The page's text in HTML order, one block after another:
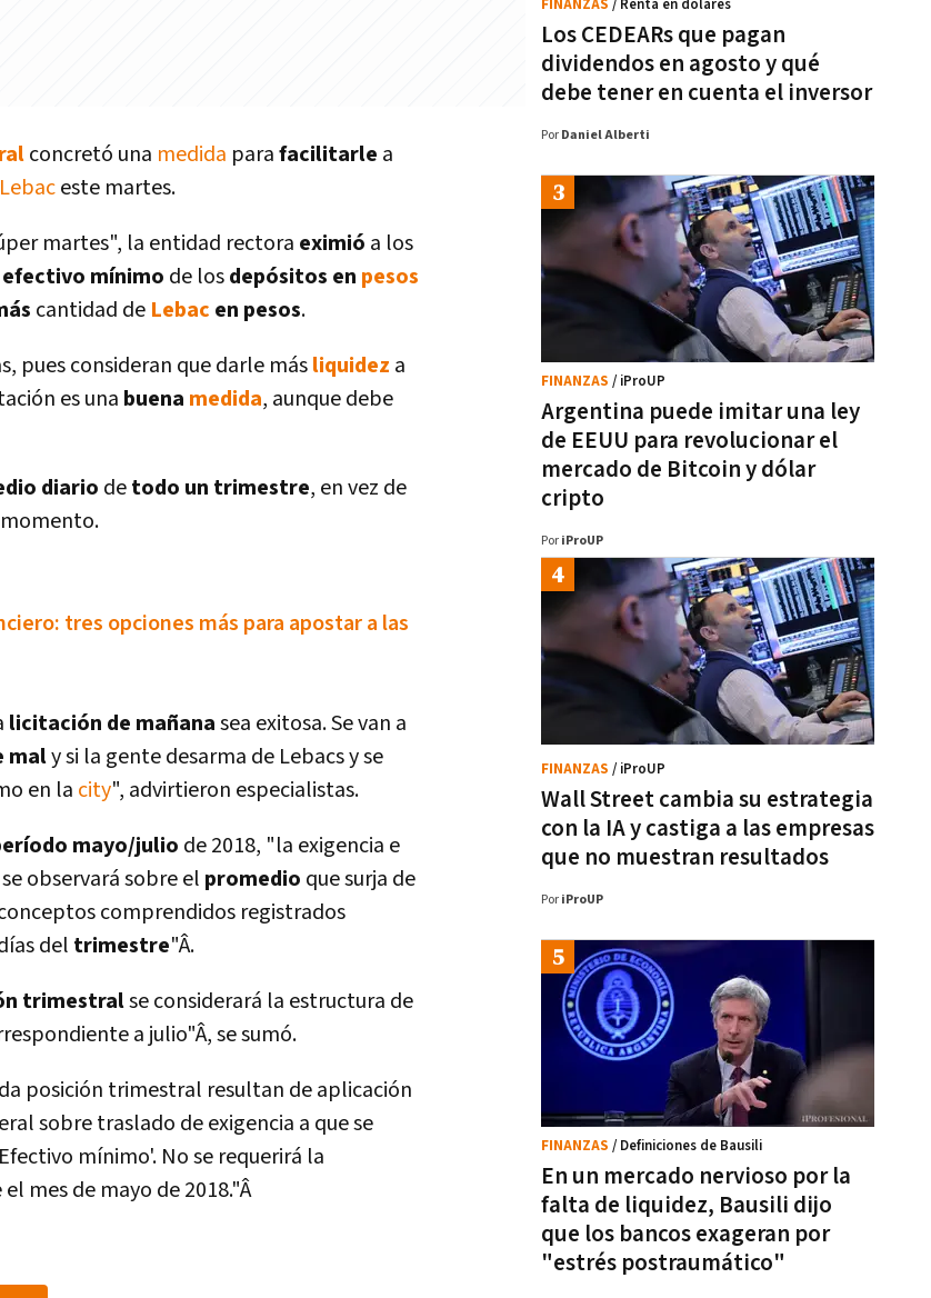
concretó una medida parafacilitarle a
Lebaceste martes.
martes", la entidad rectora eximió a los
efectivo mí­nimo de losdepósitos en pesos
cantidad de Lebac en pesos.
pues consideran que darle másliquidez a
es una buena medida, aunque debe
diario detodo un trimestre, en vez de
tres opciones más para apostar a las
licitación de mañanasea exitosa. Se van a
maly si la gente desarma de Lebacs y se
en la city", advirtieron especialistas.
mayo/julio de 2018, "la exigencia e
se observará sobre el promedio que surja de
comprendidos registrados
del trimestre"Â.
trimestralse considerará la estructura de
a julio"Â, se sumó.
posición trimestral resultan de aplicación
sobre traslado de exigencia a que se
mí­nimo'. No se requerirá la
mes de mayo de 2018."Â
Los CEDEARs que pagan
dividendos en agosto y qué
debe tener en cuenta el inversor
FINANZAS / Renta en dólares
Por Daniel Alberti
Argentina puede imitar una ley
de EEUU para revolucionar el
mercado de Bitcoin y dólar
cripto
FINANZAS / iProUP
Por iProUP
Wall Street cambia su estrategia
con la IA y castiga a las empresas
que no muestran resultados
FINANZAS / iProUP
Por iProUP
En un mercado nervioso por la
falta de liquidez, Bausili dijo
que los bancos exageran por
"estrés postraumático"
FINANZAS / Definiciones de Bausili